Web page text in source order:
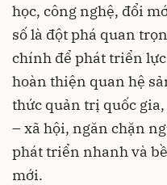
học, công nghệ, đổi
số là đột phá quan
chính để phát triển
hoàn thiện quan hệ
thức quản trị quốc
– xã hội, ngăn chặn
phát triển nhanh và
mới.